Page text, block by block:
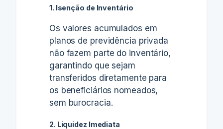
1. Isenção de Inventário
Os valores acumulados em
planos de previdência privada
não fazem parte do inventário,
garantindo que sejam
transferidos diretamente para
os beneficiários nomeados,
sem burocracia.
2. Liquidez Imediata